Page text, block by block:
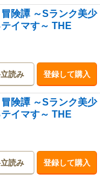
険譚 ～Sランク美少
イマす～ THE
読み 登録して購入
険譚 ～Sランク美少
イマす～ THE
読み 登録して購入